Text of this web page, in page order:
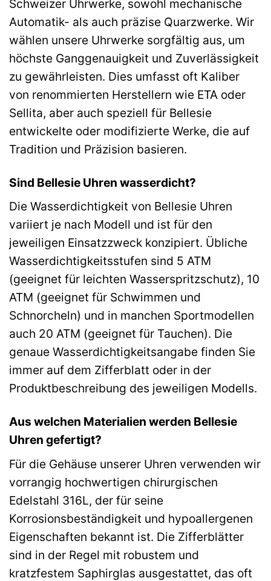
Schweizer Uhrwerke, sowohl mechanische
Automatik- als auch präzise Quarzwerke. Wir
wählen unsere Uhrwerke sorgfältig aus, um
höchste Ganggenauigkeit und Zuverlässigkeit
zu gewährleisten. Dies umfasst oft Kaliber
von renommierten Herstellern wie ETA oder
Sellita, aber auch speziell für Bellesie
entwickelte oder modifizierte Werke, die auf
Tradition und Präzision basieren.
Sind Bellesie Uhren wasserdicht?
Die Wasserdichtigkeit von Bellesie Uhren
variiert je nach Modell und ist für den
jeweiligen Einsatzzweck konzipiert. Übliche
Wasserdichtigkeitsstufen sind 5 ATM
(geeignet für leichten Wasserspritzschutz), 10
ATM (geeignet für Schwimmen und
Schnorcheln) und in manchen Sportmodellen
auch 20 ATM (geeignet für Tauchen). Die
genaue Wasserdichtigkeitsangabe finden Sie
immer auf dem Zifferblatt oder in der
Produktbeschreibung des jeweiligen Modells.
Aus welchen Materialien werden Bellesie
Uhren gefertigt?
Für die Gehäuse unserer Uhren verwenden wir
vorrangig hochwertigen chirurgischen
Edelstahl 316L, der für seine
Korrosionsbeständigkeit und hypoallergenen
Eigenschaften bekannt ist. Die Zifferblätter
sind in der Regel mit robustem und
kratzfestem Saphirglas ausgestattet, das oft